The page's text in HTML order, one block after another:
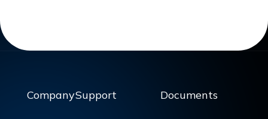
CompanySupport Documents